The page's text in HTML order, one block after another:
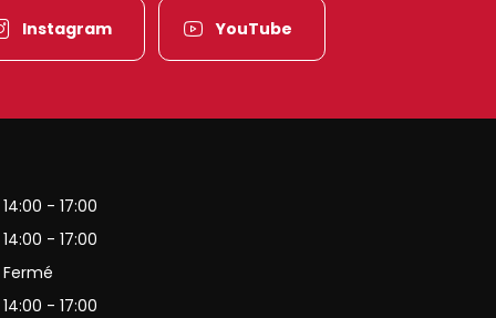
Instagram YouTube
14:00 - 17:00
14:00 - 17:00
Fermé
14:00 - 17:00